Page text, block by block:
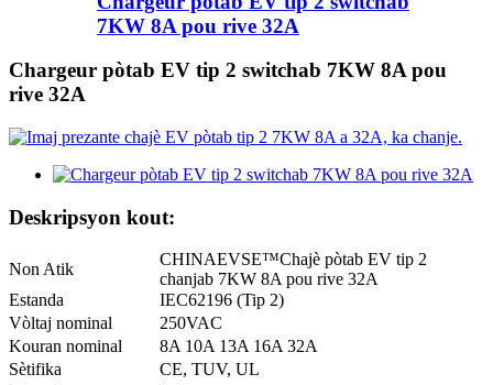
7KW 8A pou rive 32A
Chargeur pòtab EV tip 2 switchab 7KW 8A pou
rive 32A
Deskripsyon kout:
Non Atik
CHINAEVSE™️Chajè pòtab EV tip 2
chanjab 7KW 8A pou rive 32A
Estanda
IEC62196 (Tip 2)
Vòltaj nominal
250VAC
Kouran nominal
8A 10A 13A 16A 32A
Sètifika
CE, TUV, UL